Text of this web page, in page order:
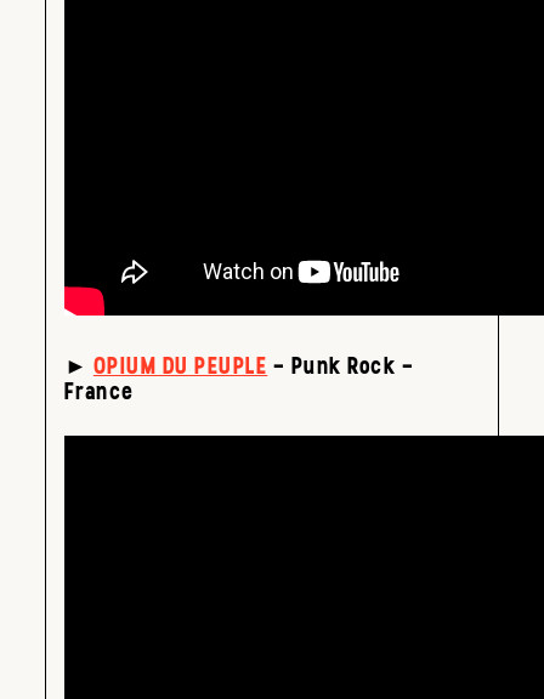
► OPIUM DU PEUPLE – Punk Rock –
France